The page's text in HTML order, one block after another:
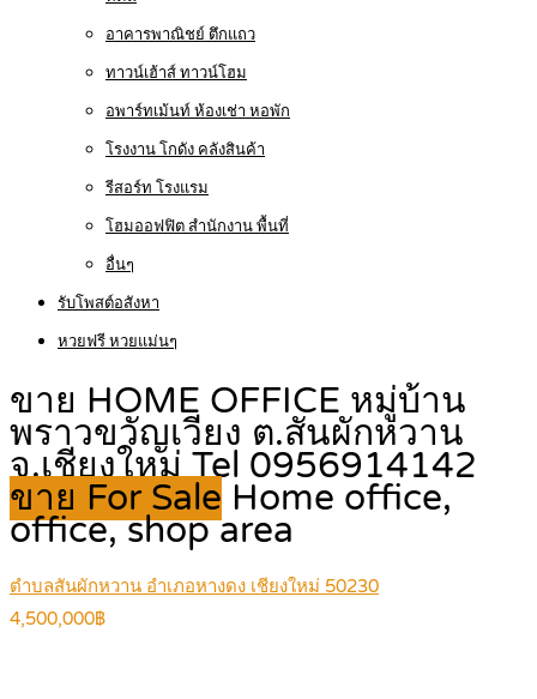
อาคารพาณิชย์ ตึกแถว
ทาวน์เฮ้าส์ ทาวน์โฮม
อพาร์ทเม้นท์ ห้องเช่า หอพัก
โรงงาน โกดัง คลังสินค้า
รีสอร์ท โรงแรม
โฮมออฟฟิต สำนักงาน พื้นที่
อื่นๆ
รับโพสต์อสังหา
หวยฟรี หวยแม่นๆ
ขาย HOME OFFICE หมู่บ้าน
พราวขวัญเวียง ต.สันผักหวาน
จ.เชียงใหม่ Tel 0956914142
ขาย For Sale Home office,
office, shop area
ตำบลสันผักหวาน อำเภอหางดง เชียงใหม่ 50230
4,500,000฿